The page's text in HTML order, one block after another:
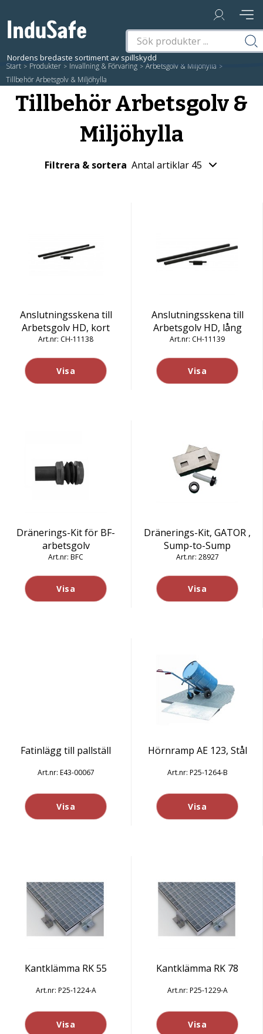
Start / Produkter / Invallning & Förvaring / Arbetsgolv & Miljöhylla /
Tillbehör Arbetsgolv & Miljöhylla
Tillbehör Arbetsgolv &
Miljöhylla
Filtrera & sortera Antal artiklar 45
Anslutningsskena till
Arbetsgolv HD, kort
CH-11138
Visa
Anslutningsskena till
Arbetsgolv HD, lång
CH-11139
Visa
Dränerings-Kit för BF-
arbetsgolv
BFC
Visa
Dränerings-Kit, GATOR ,
Sump-to-Sump
28927
Visa
Fatinlägg till pallställ
E43-00067
Visa
Hörnramp AE 123, Stål
P25-1264-B
Visa
Kantklämma RK 55
P25-1224-A
Visa
Kantklämma RK 78
P25-1229-A
Visa